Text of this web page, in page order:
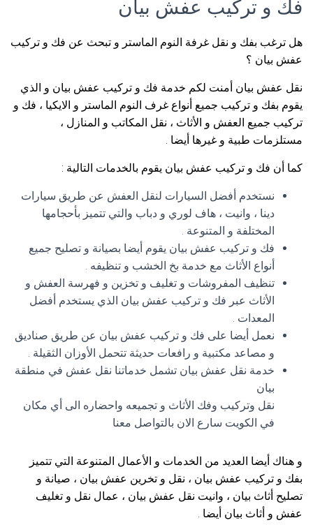
فك و تركيب عفش بيان
هل ترغب بفك و نقل غرفة النوم الماستر و تبحث عن فك و تركيب
عفش بيان ؟
نقل عفش بيان أمنت لكم خدمة فك و تركيب عفش بيان و الذي
يقوم بفك و تركيب جميع أنواع غرف النوم الماستر و الايكيا ، فك و
تركيب جميع العفش و الأثاث ، نقل المكاتب و المنازل ،
مستلزمات طبية و غيرها أيضا .
كما أن فك و تركيب عفش بيان يقوم بالخدمات التالية :
نستخدم أفضل السيارات لنقل العفش عن طريق سيارات
دينا ، وانيت ، هاف لوري و دباب والتي تتميز بأحجامها
المختلفة و المتنوعة .
فك و تركيب عفش بيان يقوم أيضا بصيانة و تصليح جميع
أنواع الأثاث مع خدمة بخ الخشب و تنظيفه .
تنظيف المفروشات و تغليف و تخزين و فهرسة العفش و
الأثاث عبر فك و تركيب عفش بيان الذي يستخدم أفضل
المعدات .
نعمل أيضا على فك و تركيب عفش بيان عن طريق صناديق
و مصاعد مكتبية و رافعات حديثة تتحمل الأوزان الثقيلة .
خدمة نقل عفش بيان تشمل خدماتنا نقل عفش في منطقة
بيان
نقل وتركيب وفك الأثاث و تجميعه واحضاره الى أي مكان
في الكويت سارع الان بالتواصل معنا
و هناك أيضا العديد من الخدمات و الأعمال المتنوعة التي تتميز
بفك و تركيب عفش بيان ، نقل و تخرين عفش بيان ، صيانة و
تصليح أثاث بيان ، وانيت نقل عفش بيان ، عمال نقل و تغليف
عفش و أثاث بيان أيضا .